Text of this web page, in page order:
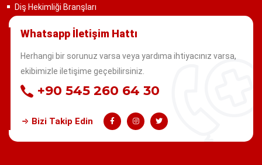
Diş Hekimliği Branşları
Whatsapp İletişim Hattı
Herhangi bir sorunuz varsa veya yardıma ihtiyacınız varsa,
ekibimizle iletişime geçebilirsiniz.
+90 545 260 64 30
Bizi Takip Edin